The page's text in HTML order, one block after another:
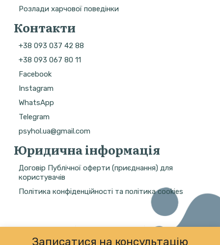
Записатися на консультацію
Розлади харчової поведінки
Контакти
+38 093 037 42 88
+38 093 067 80 11
Facebook
Instagram
WhatsApp
Telegram
psyhol.ua@gmail.com
Юридична інформація
Договір Публічної оферти (приєднання) для
користувачів
Політика конфіденційності та політика cookies